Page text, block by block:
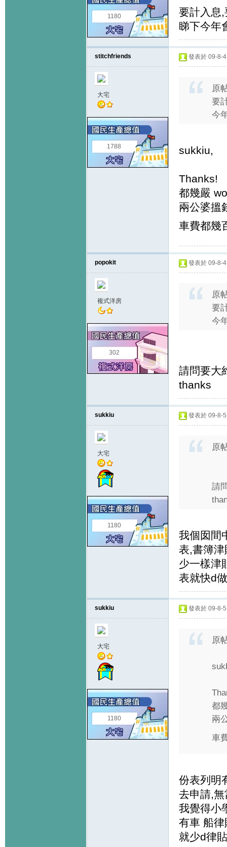
1180
要計入息
睇下今年
stitchfriends
大宅
1788
發表於 09-8-
原
要
今
sukkiu,
Thanks!
都幾嚴
兩公婆搵
車費都幾
popokit
複式洋房
302
發表於 09-8-
原
要
今
請問要大
thanks
sukkiu
大宅
1180
發表於 09-8-
原
請
我個囡間
表,書簿
少一樣津
表就快d
sukkiu
大宅
1180
發表於 09-8-
原
都
兩
車
份表列明
去申請,
我覺得小
有車 船
就少d律